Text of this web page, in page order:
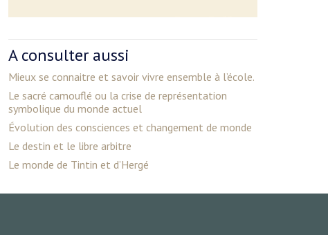
A consulter aussi
Mieux se connaitre et savoir vivre ensemble à l’école.
Le sacré camouflé ou la crise de représentation
symbolique du monde actuel
Évolution des consciences et changement de monde
Le destin et le libre arbitre
Le monde de Tintin et d’Hergé